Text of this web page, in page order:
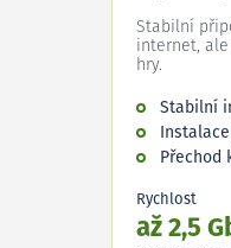
Stabilní
internet,
hry.
Stabilní
Přechod
Rychlost
až 2,5